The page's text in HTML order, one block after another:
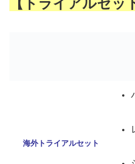
【トライアルセッ
海外トライアルセット